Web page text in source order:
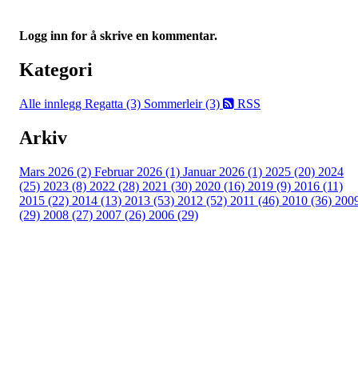
Logg inn for å skrive en kommentar.
Kategori
Alle innlegg Regatta (3) Sommerleir (3) RSS
Arkiv
Mars 2026 (2) Februar 2026 (1) Januar 2026 (1) 2025 (20) 2024
(25) 2023 (8) 2022 (28) 2021 (30) 2020 (16) 2019 (9) 2016 (11)
2015 (22) 2014 (13) 2013 (53) 2012 (52) 2011 (46) 2010 (36)
(29) 2008 (27) 2007 (26) 2006 (29)